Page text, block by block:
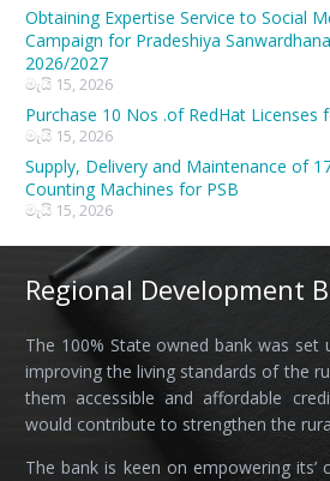
Obtaining Expertise Service to Social
Campaign for Pradeshiya
2026/2027
මැයි 15, 2026
Purchase 10 Nos .of RedHat Licenses
මැයි 15, 2026
Supply, Delivery and Maintenance of
Counting Machines for PSB
මැයි 15, 2026
Regional Development
The 100% State owned bank was
improving the living standards of the
them accessible and affordable
would contribute to strengthen the
The bank is keen on empowering its’